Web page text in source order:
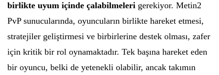
birlikte uyum içinde çalabilmeleri gerekiyor. Metin2
PvP sunucularında, oyuncuların birlikte hareket etmesi,
stratejiler geliştirmesi ve birbirlerine destek olması, zafer
için kritik bir rol oynamaktadır. Tek başına hareket eden
bir oyuncu, belki de yetenekli olabilir, ancak takımın